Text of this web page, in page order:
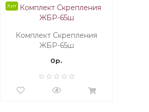
Хит
Комплект Скрепления
ЖБР-65ш
0р.